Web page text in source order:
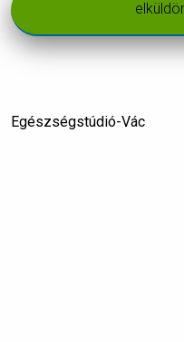
Egészségstúdió-Vác